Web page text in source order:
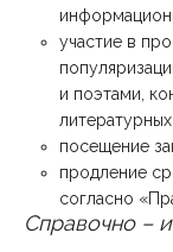
участие в
и поэтами,
посещение
продление
согласно
Справочно –